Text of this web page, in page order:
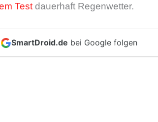
Test dauerhaft Regenwetter.
SmartDroid.de bei Google folgen